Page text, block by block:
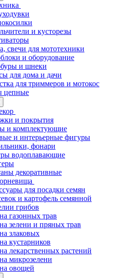
и кусторезы
свечи для мототехники
и оборудование
и шнеки
для дома и дачи
для триммеров и мотокос
цепные
и покрытия
и комплектующие
и интерьерные фигуры
фонари
водоплавающие
декоративные
для посадки семян
и картофель семянной
грибов
газонных трав
зелени и пряных трав
злаковых
кустарников
лекарственных растений
микрозелени
овощей